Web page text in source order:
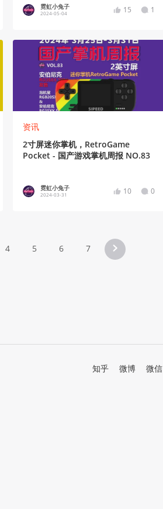
霓虹小兔子
2024-05-04 15 1
资讯
2寸屏迷你掌机，RetroGame
Pocket - 国产游戏掌机周报 NO.83
霓虹小兔子
2024-03-31 10 0
4 5 6 7
知乎 微博 微信